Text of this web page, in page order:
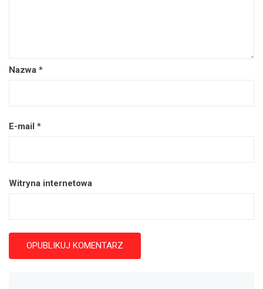
Nazwa *
E-mail *
Witryna internetowa